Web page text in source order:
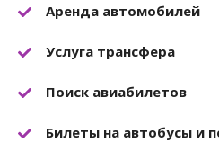
Аренда автомобилей
Услуга трансфера
Поиск авиабилетов
Билеты на автобусы и